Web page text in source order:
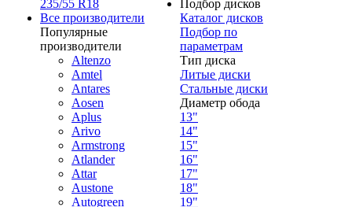
235/55 R18
Все производители
Популярные
производители
Altenzo
Amtel
Antares
Aosen
Aplus
Arivo
Armstrong
Atlander
Attar
Austone
Autogreen
Подбор дисков
Каталог дисков
Подбор по
параметрам
Тип диска
Литые диски
Стальные диски
Диаметр обода
13"
14"
15"
16"
17"
18"
19"